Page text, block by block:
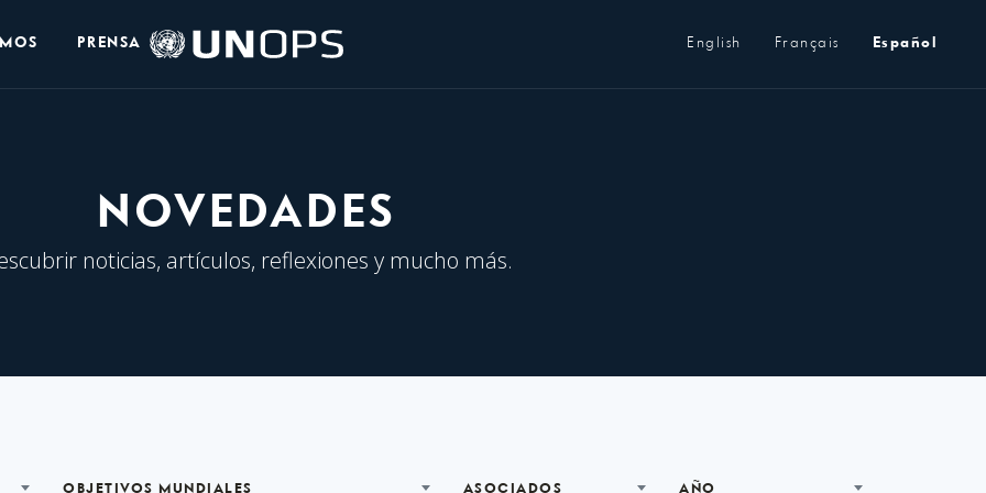
Logo
de
PRENSA English Français Español
NOVEDADES
noticias, artículos, reflexiones y mucho más.
OBJETIVOS MUNDIALES ASOCIADOS AÑO